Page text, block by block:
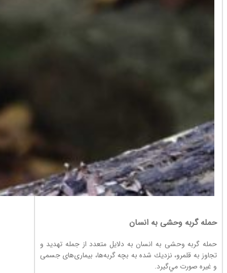
حمله گربه وحشی به انسان
حمله گربه وحشی به انسان به دلايل متعدد از جمله تهديد و
تجاوز به قلمرو، نزديك شده به بچه گربه‌ها، بیماری‌های جسمی
و غيره صورت مي‌گيرد.